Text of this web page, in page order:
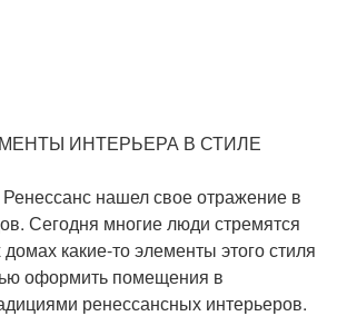
ИНТЕРЬЕРА В СТИЛЕ
нашел свое отражение в
Сегодня многие люди стремятся
какие-то элементы этого стиля
оформить помещения в
ренессансных интерьеров.